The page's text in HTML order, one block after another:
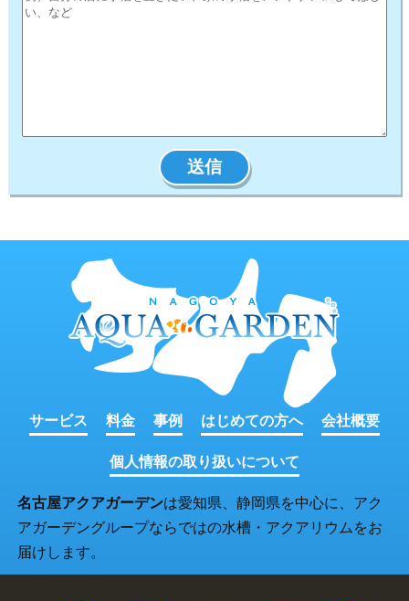
サービス 料金 事例 はじめての方へ 会社概要
個人情報の取り扱いについて
名古屋アクアガーデンは愛知県、静岡県を中心に、アク
アガーデングループならではの水槽・アクアリウムをお
届けします。